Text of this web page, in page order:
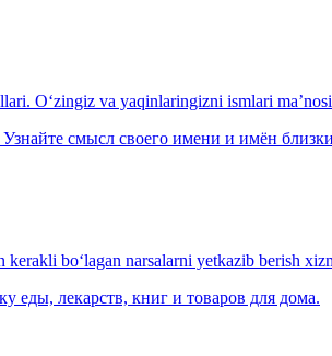
O‘zingiz va yaqinlaringizni ismlari
смысл своего имени и имён
bo‘lagan narsalarni yetkazib berish
еды, лекарств, книг и товаров для дома.